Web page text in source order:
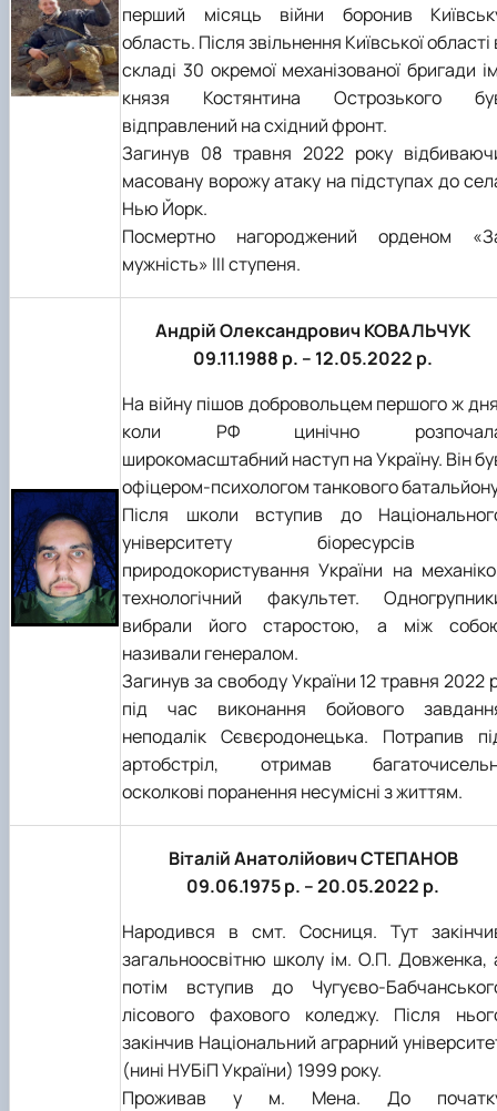
перший місяць війни боронив
область. Після звільнення Київської області
складі 30 окремої механізованої бригади
князя Костянтина Острозького
відправлений на східний фронт.
Загинув 08 травня 2022 року
масовану ворожу атаку на підступах до
Нью Йорк.
Посмертно нагороджений орденом
мужність» ІІІ ступеня.
Андрій Олександрович КОВАЛЬЧУК
09.11.1988 р. – 12.05.2022 р.
На війну пішов добровольцем першого ж
коли РФ цинічно
широкомасштабний наступ на Україну. Він
офіцером-психологом танкового
Після школи вступив до
університету біоресурсів
природокористування України на
технологічний факультет.
вибрали його старостою, а між
називали генералом.
Загинув за свободу України 12 травня 2022
під час виконання бойового
неподалік Сєвєродонецька. Потрапив
артобстріл, отримав
осколкові поранення несумісні з життям.
Віталій Анатолійович СТЕПАНОВ
09.06.1975 р. – 20.05.2022 р.
Народився в смт. Сосниця. Тут
загальноосвітню школу ім. О.П. Довженка,
потім вступив до Чугуєво-
лісового фахового коледжу. Після
закінчив Національний аграрний
(нині НУБіП України) 1999 року.
Проживав у м. Мена. До